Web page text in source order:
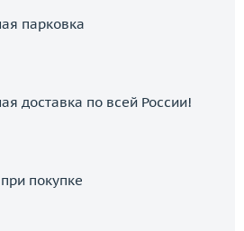
парковка
доставка по всей России!
покупке